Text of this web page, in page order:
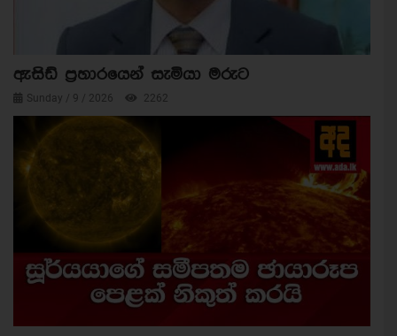
ඇසිඩ් ප්‍රහාරයෙන් සැමියා මරුට
Sunday / 9 / 2026 2262